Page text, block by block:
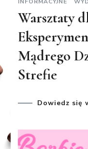
Warsztaty
Mądrego
Strefie
Dowiedz się